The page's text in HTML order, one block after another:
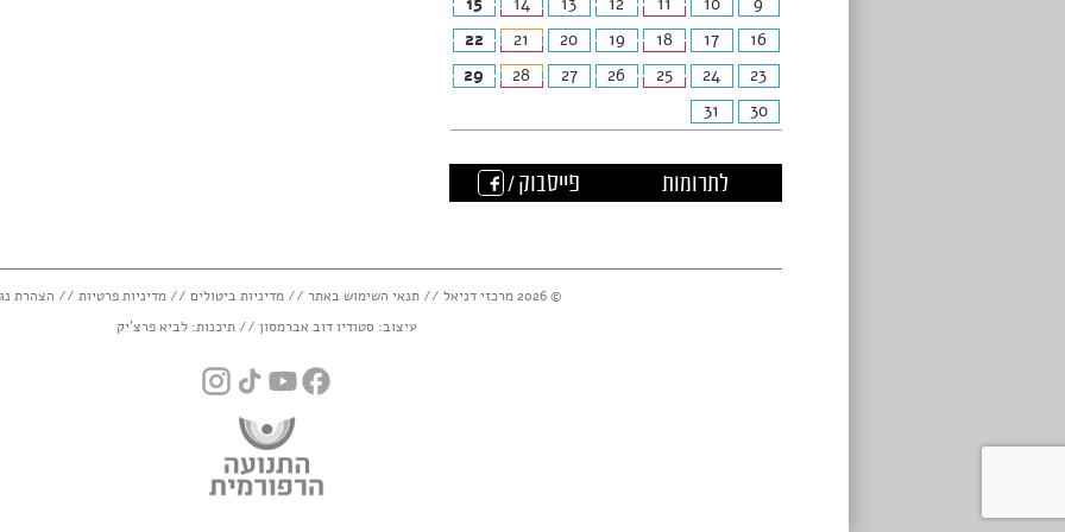
16
17
18
19
20
21
22
23
24
25
26
27
28
29
30
31
לתרומות פייסבוק /
© 2026 מרכזי דניאל // תנאי השימוש באתר //מדיניות ביטולים //מדיניות פרטיות // הצהרת
עיצוב: סטודיו דוב אברמסון // תיכנות:לביא פרצ'יק